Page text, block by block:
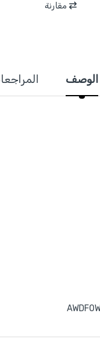
مقارنة
الوصف